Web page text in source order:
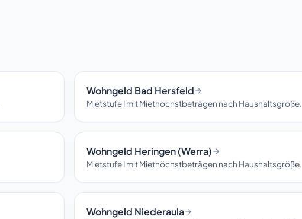
Wohngeld Bad Hersfeld
Mietstufe I mit Miethöchstbeträgen nach Haushaltsgröße.
Wohngeld Heringen (Werra)
Mietstufe I mit Miethöchstbeträgen nach Haushaltsgröße.
Wohngeld Niederaula